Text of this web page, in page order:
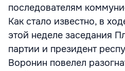
последователям
Как стало известно, в
этой неделе заседания
партии и президент
Воронин повелел